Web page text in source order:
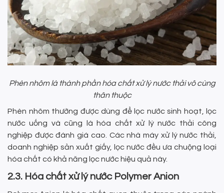
Phèn nhôm là thành phần hóa chất xử lý nước thải vô cùng
thân thuộc
Phèn nhôm thường được dùng để lọc nước sinh hoạt, lọc
nước uống và cũng là hóa chất xử lý nước thải công
nghiệp được đánh giá cao. Các nhà máy xử lý nước thải,
doanh nghiệp sản xuất giấy, lọc nước đều ưa chuộng loại
hóa chất có khả năng lọc nước hiệu quả này.
2.3. Hóa chất xử lý nước Polymer Anion